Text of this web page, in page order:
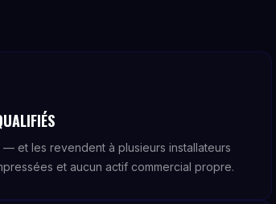
et les revendent à plusieurs installateurs
et aucun actif commercial propre.